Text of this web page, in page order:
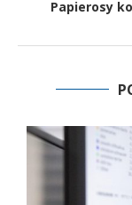
Papierosy